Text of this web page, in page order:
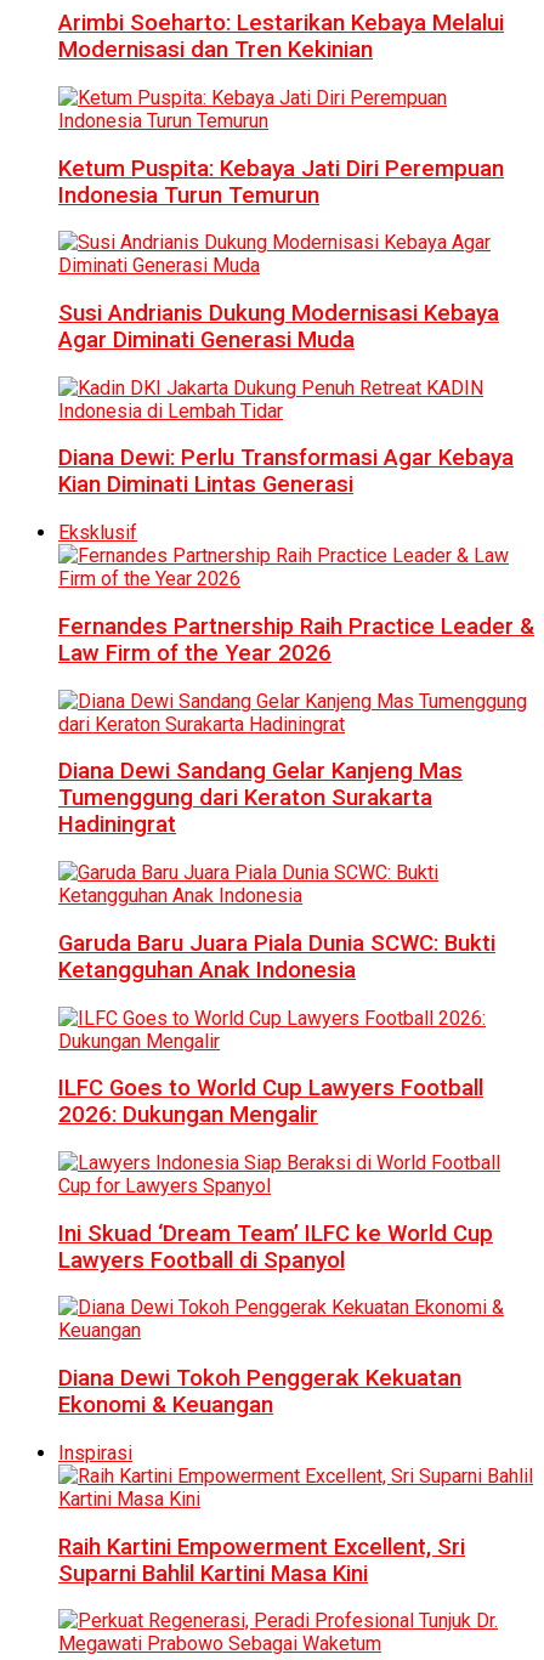
Arimbi Soeharto: Lestarikan Kebaya Melalui
Modernisasi dan Tren Kekinian
Ketum Puspita: Kebaya Jati Diri Perempuan
Indonesia Turun Temurun
Susi Andrianis Dukung Modernisasi Kebaya
Agar Diminati Generasi Muda
Diana Dewi: Perlu Transformasi Agar Kebaya
Kian Diminati Lintas Generasi
Eksklusif
Fernandes Partnership Raih Practice Leader &
Law Firm of the Year 2026
Diana Dewi Sandang Gelar Kanjeng Mas
Tumenggung dari Keraton Surakarta
Hadiningrat
Garuda Baru Juara Piala Dunia SCWC: Bukti
Ketangguhan Anak Indonesia
ILFC Goes to World Cup Lawyers Football
2026: Dukungan Mengalir
Ini Skuad ‘Dream Team’ ILFC ke World Cup
Lawyers Football di Spanyol
Diana Dewi Tokoh Penggerak Kekuatan
Ekonomi & Keuangan
Inspirasi
Raih Kartini Empowerment Excellent, Sri
Suparni Bahlil Kartini Masa Kini